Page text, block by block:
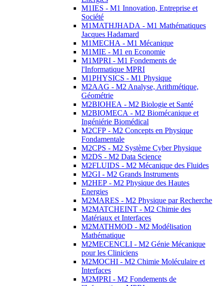
M1IES - M1 Innovation, Entreprise et
Société
M1MATHJHADA - M1 Mathématiques
Jacques Hadamard
M1MECHA - M1 Mécanique
M1MIE - M1 en Economie
M1MPRI - M1 Fondements de
l'Informatique MPRI
M1PHYSICS - M1 Physique
M2AAG - M2 Analyse, Arithmétique,
Géométrie
M2BIOHEA - M2 Biologie et Santé
M2BIOMECA - M2 Biomécanique et
Ingéniérie Biomédical
M2CFP - M2 Concepts en Physique
Fondamentale
M2CPS - M2 Système Cyber Physique
M2DS - M2 Data Science
M2FLUIDS - M2 Mécanique des Fluides
M2GI - M2 Grands Instruments
M2HEP - M2 Physique des Hautes
Energies
M2MARES - M2 Physique par Recherche
M2MATCHEINT - M2 Chimie des
Matériaux et Interfaces
M2MATHMOD - M2 Modélisation
Mathématique
M2MECENCLI - M2 Génie Mécanique
pour les Cliniciens
M2MOCHI - M2 Chimie Moléculaire et
Interfaces
M2MPRI - M2 Fondements de